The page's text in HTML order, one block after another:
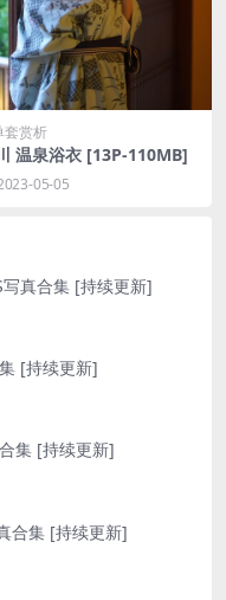
套赏析
温泉浴衣 [13P-110MB]
05-05
写真合集 [持续更新]
[持续更新]
集 [持续更新]
合集 [持续更新]